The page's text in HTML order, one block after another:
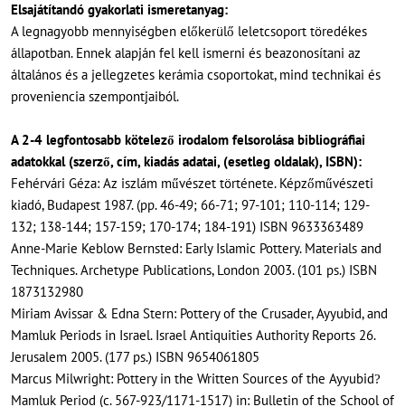
Elsajátítandó gyakorlati ismeretanyag:
A legnagyobb mennyiségben előkerülő leletcsoport töredékes
állapotban. Ennek alapján fel kell ismerni és beazonosítani az
általános és a jellegzetes kerámia csoportokat, mind technikai és
proveniencia szempontjaiból.
A 2-4 legfontosabb kötelező irodalom felsorolása bibliográfiai
adatokkal (szerző, cím, kiadás adatai, (esetleg oldalak), ISBN):
Fehérvári Géza: Az iszlám művészet története. Képzőművészeti
kiadó, Budapest 1987. (pp. 46-49; 66-71; 97-101; 110-114; 129-
132; 138-144; 157-159; 170-174; 184-191) ISBN 9633363489
Anne-Marie Keblow Bernsted: Early Islamic Pottery. Materials and
Techniques. Archetype Publications, London 2003. (101 ps.) ISBN
1873132980
Miriam Avissar & Edna Stern: Pottery of the Crusader, Ayyubid, and
Mamluk Periods in Israel. Israel Antiquities Authority Reports 26.
Jerusalem 2005. (177 ps.) ISBN 9654061805
Marcus Milwright: Pottery in the Written Sources of the Ayyubid?
Mamluk Period (c. 567-923/1171-1517) in: Bulletin of the School of